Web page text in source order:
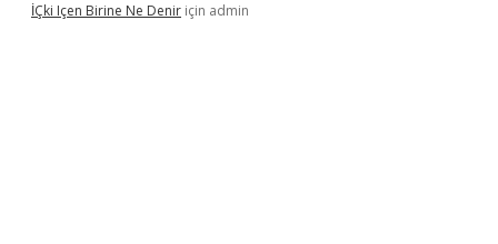
İÇki Içen Birine Ne Denir için admin